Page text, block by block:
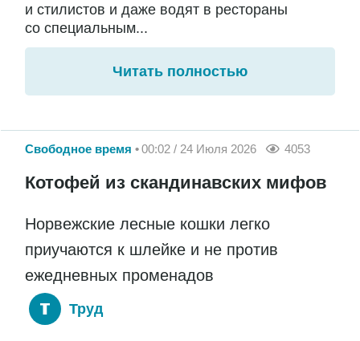
и стилистов и даже водят в рестораны
со специальным...
Читать полностью
Свободное время 00:02 / 24 Июля 2026 4053
Котофей из скандинавских мифов
Норвежские лесные кошки легко
приучаются к шлейке и не против
ежедневных променадов
Труд